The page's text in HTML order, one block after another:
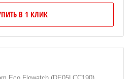
В 1 КЛИК